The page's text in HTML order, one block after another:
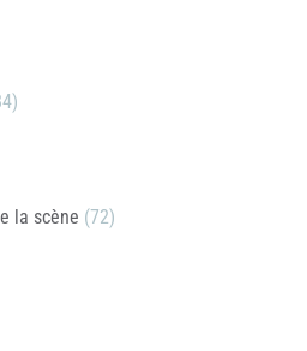
la scène (72)